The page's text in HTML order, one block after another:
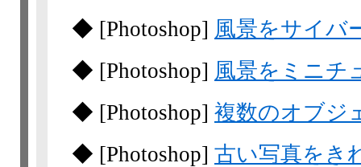
◆ [Photoshop] 風景をサイバ
◆ [Photoshop] 風景をミニチ
◆ [Photoshop] 複数のオブジ
◆ [Photoshop] 古い写真をき